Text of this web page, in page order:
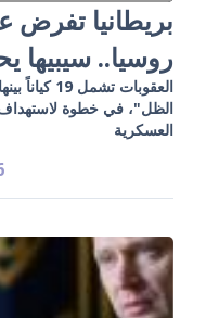
بريطانيا
روسيا.. سيبيها
الظل"، في خطوة لاستهداف
العسكرية